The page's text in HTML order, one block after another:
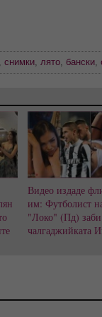
, снимки, лято, бански,
Видео издаде
им: Футболист
"Локо" (Пд) заби
чалгаджийката